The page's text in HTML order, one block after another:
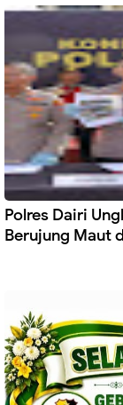
Polres Dairi
Berujung Maut